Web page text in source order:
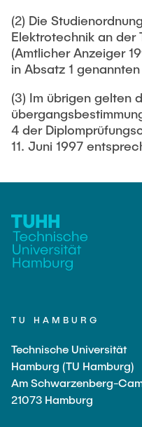
(2) Die
Elektrotechnik an der
(Amtlicher Anzeiger
in Absatz 1
(3) Im übrigen gelten
4 der
11. Juni 1997
TU HAMBURG
Technische Universität
Hamburg (TU Hamburg)
Am Schwarzenberg-
21073 Hamburg